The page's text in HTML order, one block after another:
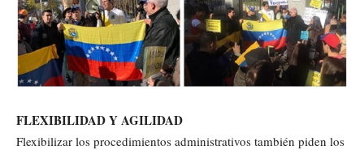
FLEXIBILIDAD Y AGILIDAD
Flexibilizar los procedimientos administrativos también piden los